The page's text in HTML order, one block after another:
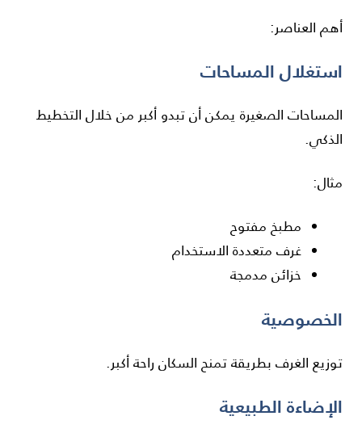
أهم العناصر:
استغلال المساحات
المساحات الصغيرة يمكن أن تبدو أكبر من خلال التخطيط
الذكي.
مثال:
مطبخ مفتوح
غرف متعددة الاستخدام
خزائن مدمجة
الخصوصية
توزيع الغرف بطريقة تمنح السكان راحة أكبر.
الإضاءة الطبيعية